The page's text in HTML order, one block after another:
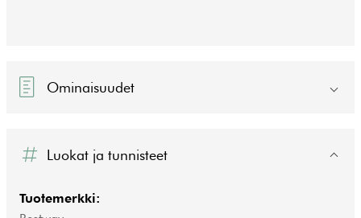
Ominaisuudet
Luokat ja tunnisteet
Tuotemerkki: